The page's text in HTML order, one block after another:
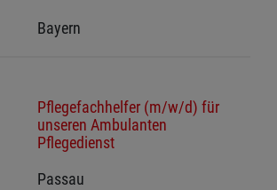
Bayern
Pflegefachhelfer (m/w/d) für
unseren Ambulanten
Pflegedienst
Passau